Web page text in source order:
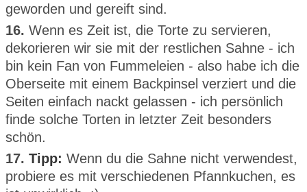
geworden und gereift sind.
16. Wenn es Zeit ist, die Torte zu servieren,
dekorieren wir sie mit der restlichen Sahne - ich
bin kein Fan von Fummeleien - also habe ich die
Oberseite mit einem Backpinsel verziert und die
Seiten einfach nackt gelassen - ich persönlich
finde solche Torten in letzter Zeit besonders
schön.
17. Tipp: Wenn du die Sahne nicht verwendest,
probiere es mit verschiedenen Pfannkuchen, es